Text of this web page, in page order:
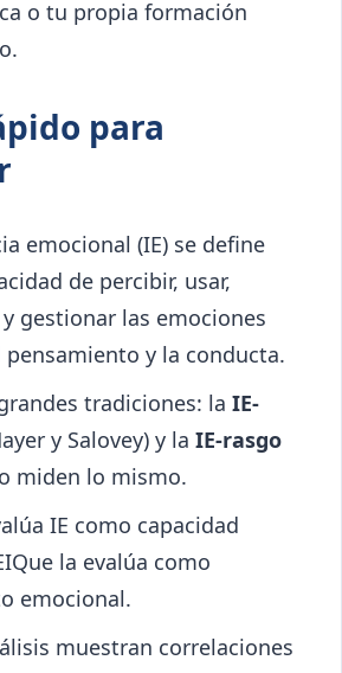
o tu propia formación
para
emocional (IE) se define
de percibir, usar,
gestionar las emociones
pensamiento y la conducta.
tradiciones: la IE-
y Salovey) y la IE-rasgo
miden lo mismo.
IE como capacidad
la evalúa como
emocional.
muestran correlaciones